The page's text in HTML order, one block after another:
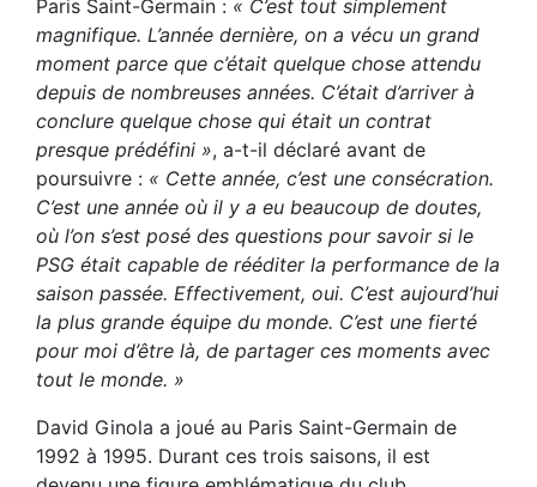
Paris Saint-Germain : « C’est tout simplement
magnifique. L’année dernière, on a vécu un grand
moment parce que c’était quelque chose attendu
depuis de nombreuses années. C’était d’arriver à
conclure quelque chose qui était un contrat
presque prédéfini », a-t-il déclaré avant de
poursuivre : « Cette année, c’est une consécration.
C’est une année où il y a eu beaucoup de doutes,
où l’on s’est posé des questions pour savoir si le
PSG était capable de rééditer la performance de la
saison passée. Effectivement, oui. C’est aujourd’hui
la plus grande équipe du monde. C’est une fierté
pour moi d’être là, de partager ces moments avec
tout le monde. »
David Ginola a joué au Paris Saint-Germain de
1992 à 1995. Durant ces trois saisons, il est